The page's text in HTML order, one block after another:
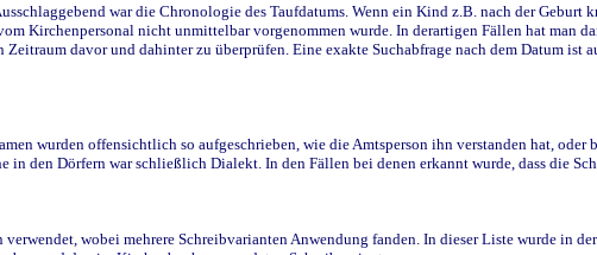
war die Chronologie des Taufdatums. Wenn ein Kind z.B. nach der
Kirchenpersonal nicht unmittelbar vorgenommen wurde. In derartigen Fällen hat man
davor und dahinter zu überprüfen. Eine exakte Suchabfrage nach dem Datum ist
wurden offensichtlich so aufgeschrieben, wie die Amtsperson ihn verstanden hat, oder
in den Dörfern war schließlich Dialekt. In den Fällen bei denen erkannt wurde, dass die
wobei mehrere Schreibvarianten Anwendung fanden. In dieser Liste wurde in